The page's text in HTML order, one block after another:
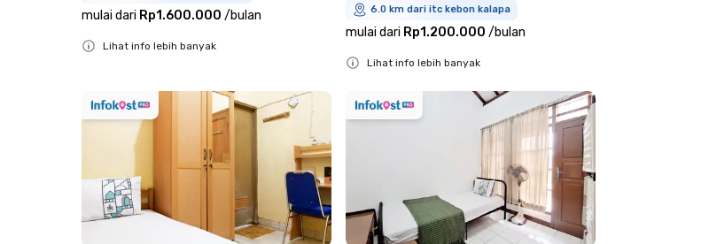
mulai dari Rp1.600.000 /bulan
Lihat info lebih banyak
6.0 km dari itc kebon kalapa
mulai dari Rp1.200.000 /bulan
Lihat info lebih banyak